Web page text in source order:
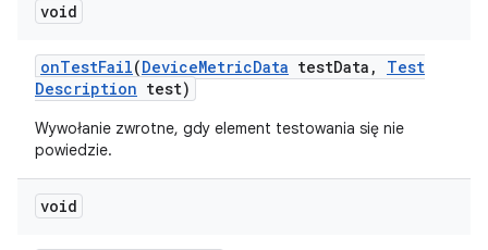
void
onTestFail(DeviceMetricData testData ,
Test
Description test)
Wywołanie zwrotne, gdy element testowania się nie
powiedzie.
void